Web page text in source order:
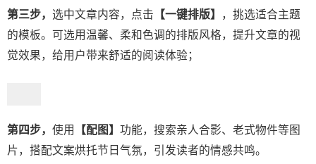
第三步， 选中文章内容，点击 【一键排版】
，挑选适合主题
的模板。可选用温馨、柔和色调的排版风格，提升文章的视
觉效果，给用户带来舒适的阅读体验；
第四步， 使用 【配图】 功能，搜索亲人合影、老式物件等图
片，搭配文案烘托节日气氛，引发读者的情感共鸣。